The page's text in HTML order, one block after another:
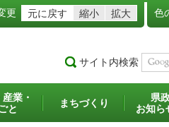
更 元に戻す 縮小 拡大 色
サイト内検索
業・
と
まちづくり
県
お知ら